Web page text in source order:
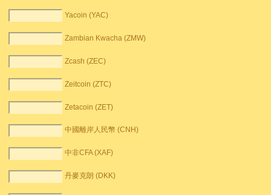
Yacoin (YAC)
Zambian Kwacha (ZMW)
Zcash (ZEC)
Zeitcoin (ZTC)
Zetacoin (ZET)
中國離岸人民幣 (CNH)
中非CFA (XAF)
丹麥克朗 (DKK)